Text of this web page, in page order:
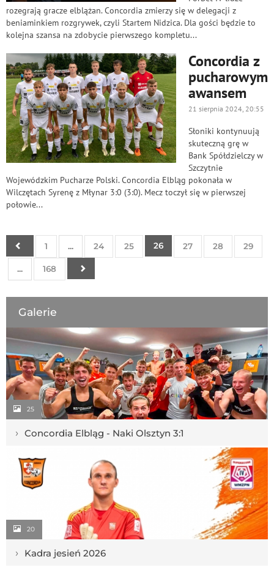
rozegrają gracze elblążan. Concordia zmierzy się w delegacji z
beniaminkiem rozgrywek, czyli Startem Nidzica. Dla gości będzie to
kolejna szansa na zdobycie pierwszego kompletu...
Concordia z
pucharowym
awansem
21 sierpnia 2024, 20:55
Słoniki kontynuują
skuteczną grę w
Bank Spółdzielczy w
Szczytnie
Wojewódzkim Pucharze Polski. Concordia Elbląg pokonała w
Wilczętach Syrenę z Młynar 3:0 (3:0). Mecz toczył się w pierwszej
połowie...
1 ... 24 25 26 27 28 29
... 168
Galerie
25
› Concordia Elbląg - Naki Olsztyn 3:1
20
› Kadra jesień 2026